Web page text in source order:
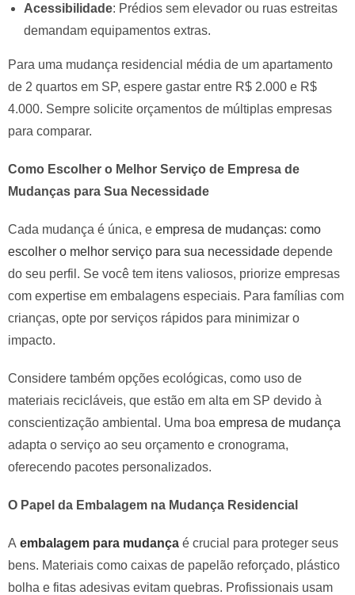
Acessibilidade: Prédios sem elevador ou ruas estreitas
demandam equipamentos extras.
Para uma mudança residencial média de um apartamento
de 2 quartos em SP, espere gastar entre R$ 2.000 e R$
4.000. Sempre solicite orçamentos de múltiplas empresas
para comparar.
Como Escolher o Melhor Serviço de Empresa de
Mudanças para Sua Necessidade
Cada mudança é única, e empresa de mudanças: como
escolher o melhor serviço para sua necessidade depende
do seu perfil. Se você tem itens valiosos, priorize empresas
com expertise em embalagens especiais. Para famílias com
crianças, opte por serviços rápidos para minimizar o
impacto.
Considere também opções ecológicas, como uso de
materiais recicláveis, que estão em alta em SP devido à
conscientização ambiental. Uma boa empresa de mudança
adapta o serviço ao seu orçamento e cronograma,
oferecendo pacotes personalizados.
O Papel da Embalagem na Mudança Residencial
A embalagem para mudança é crucial para proteger seus
bens. Materiais como caixas de papelão reforçado, plástico
bolha e fitas adesivas evitam quebras. Profissionais usam